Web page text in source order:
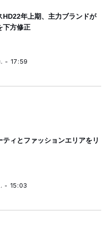
HD22年上期、主力ブランドが
方修正
- 17:59
ィとファッションエリアをリ
- 15:03